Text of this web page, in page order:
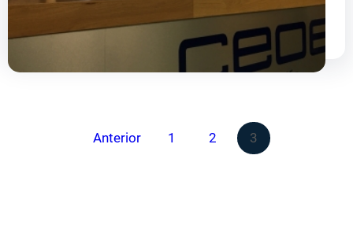
Anterior 1 2 3